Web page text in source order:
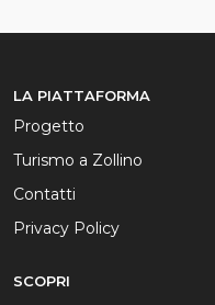
LA PIATTAFORMA
Progetto
Turismo a Zollino
Contatti
Privacy Policy
SCOPRI